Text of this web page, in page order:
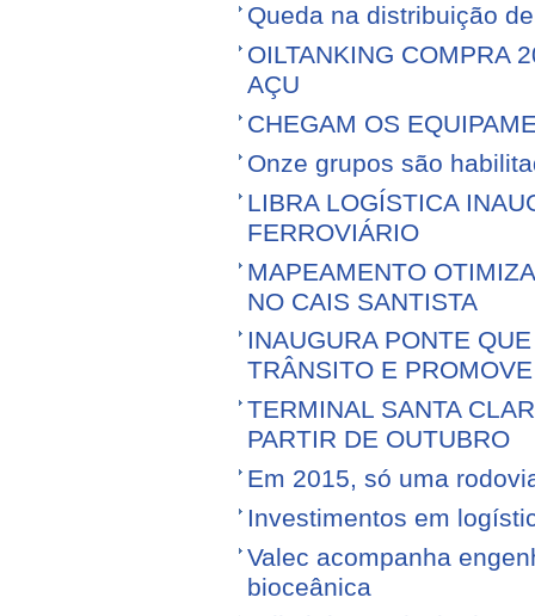
Queda na distribuição
OILTANKING COMPRA
AÇU
CHEGAM OS
Onze grupos são
LIBRA LOGÍSTICA
FERROVIÁRIO
MAPEAMENTO
NO CAIS SANTISTA
INAUGURA PONTE
TRÂNSITO E
TERMINAL SANTA
PARTIR DE OUTUBRO
Em 2015, só uma
Investimentos em
Valec acompanha
bioceânica